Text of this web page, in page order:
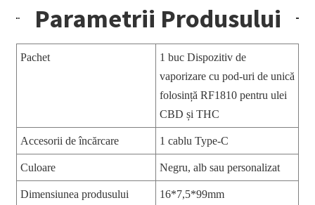
Parametrii Produsului
Pachet
1 buc Dispozitiv de
vaporizare cu pod-uri de unică
folosință RF1810 pentru ulei
CBD și THC
Accesorii de încărcare 1 cablu Type-C
Culoare Negru, alb sau personalizat
Dimensiunea produsului 16*7,5*99mm